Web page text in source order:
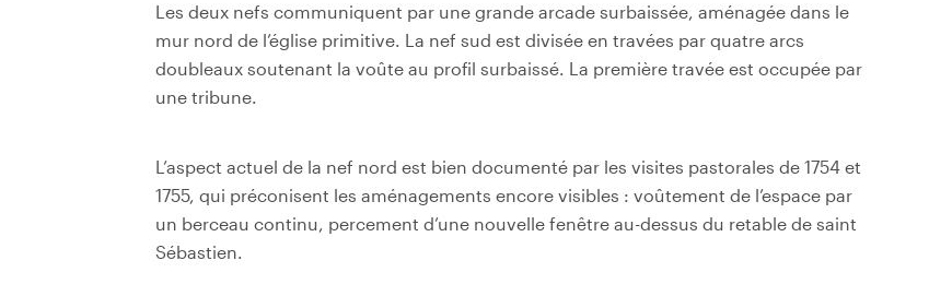
Les deux nefs communiquent par une grande arcade surbaissée, aménagée dans le
mur nord de l’église primitive. La nef sud est divisée en travées par quatre arcs
doubleaux soutenant la voûte au profil surbaissé. La première travée est occupée par
une tribune.
L’aspect actuel de la nef nord est bien documenté par les visites pastorales de 1754 et
1755, qui préconisent les aménagements encore visibles : voûtement de l’espace par
un berceau continu, percement d’une nouvelle fenêtre au-dessus du retable de saint
Sébastien.